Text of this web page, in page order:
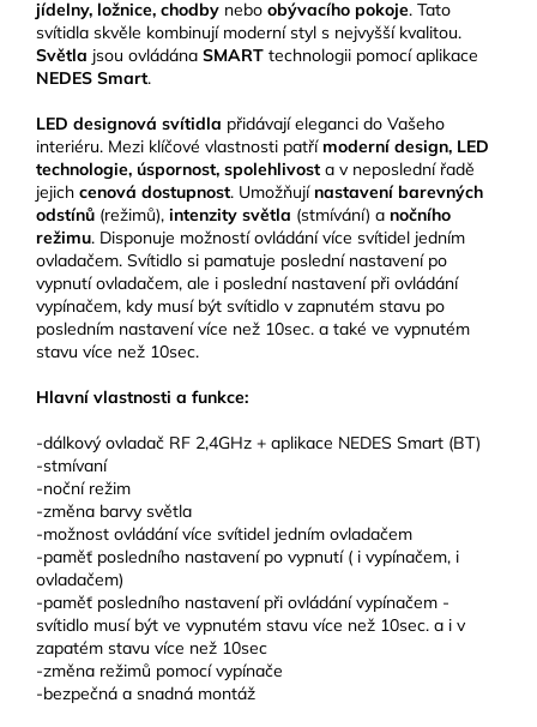
jídelny, ložnice, chodby nebo obývacího pokoje. Tato
svítidla skvěle kombinují moderní styl s nejvyšší kvalitou.
Světla jsou ovládána SMART technologii pomocí aplikace
NEDES Smart.
LED designová svítidla přidávají eleganci do Vašeho
interiéru. Mezi klíčové vlastnosti patřímoderní design, LED
technologie, úspornost, spolehlivost a v neposlední řadě
jejich cenová dostupnost. Umožňujínastavení barevných
odstínů (režimů), intenzity světla (stmívání) a nočního
režimu. Disponuje možností ovládání více svítidel jedním
ovladačem. Svítidlo si pamatuje poslední nastavení po
vypnutí ovladačem, ale i poslední nastavení při ovládání
vypínačem, kdy musí být svítidlo v zapnutém stavu po
posledním nastavení více než 10sec. a také ve vypnutém
stavu více než 10sec.
Hlavní vlastnosti a funkce:
-dálkový ovladač RF 2,4GHz + aplikace NEDES Smart (BT)
-stmívaní
-noční režim
-změna barvy světla
-možnost ovládání více svítidel jedním ovladačem
-paměť posledního nastavení po vypnutí ( i vypínačem, i
ovladačem)
-paměť posledního nastavení při ovládání vypínačem -
svítidlo musí být ve vypnutém stavu více než 10sec. a i v
zapatém stavu více než 10sec
-změna režimů pomocí vypínače
-bezpečná a snadná montáž